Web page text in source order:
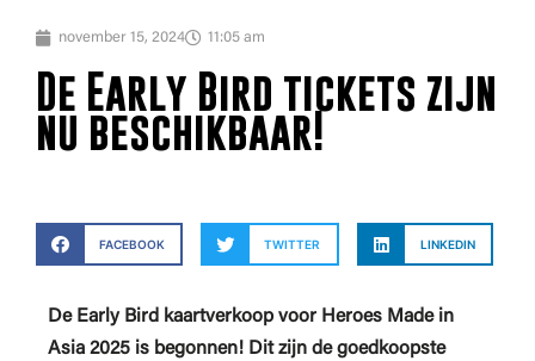
november 15, 2024 11:05 am
De Early Bird tickets zijn
nu beschikbaar!
FACEBOOK TWITTER LINKEDIN
De Early Bird kaartverkoop voor Heroes Made in
Asia 2025 is begonnen! Dit zijn de goedkoopste